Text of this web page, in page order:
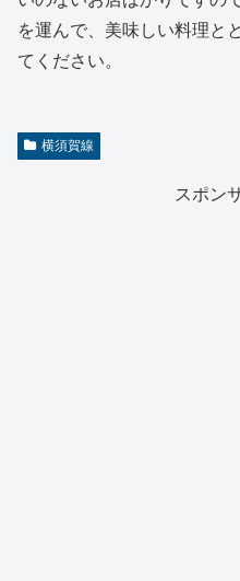
を運んで、美味しい料理と
てください。
横須賀線
スポン